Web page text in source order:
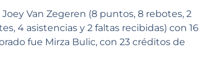
Van Zegeren (8 puntos, 8 rebotes, 2
4 asistencias y 2 faltas recibidas) con 16
fue Mirza Bulic, con 23 créditos de